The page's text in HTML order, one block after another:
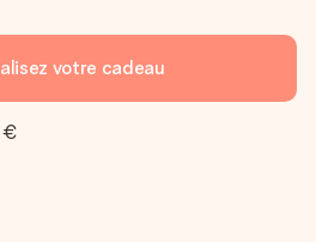
votre cadeau
€